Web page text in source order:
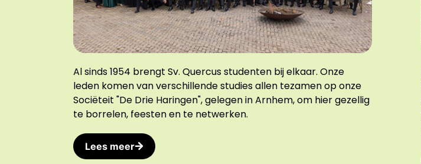
Al sinds 1954 brengt Sv. Quercus studenten bij elkaar. Onze
leden komen van verschillende studies allen tezamen op onze
Sociëteit "De Drie Haringen", gelegen in Arnhem, om hier gezellig
te borrelen, feesten en te netwerken.
Lees meer